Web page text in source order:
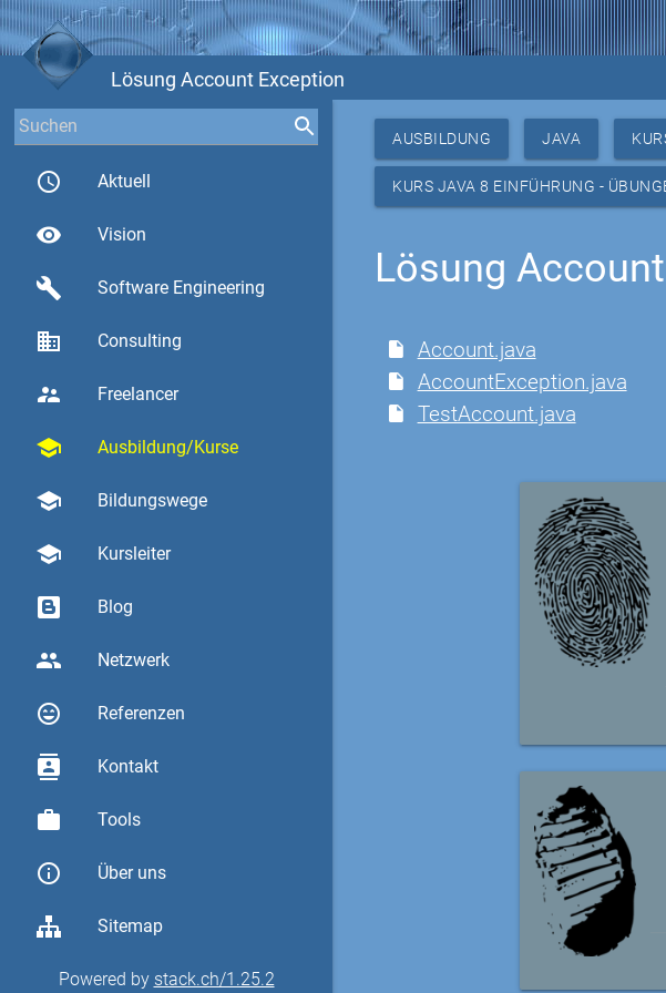
Lösung Account Exception
access_time Aktuell
visibility Vision
build Software Engineering
business Consulting
supervisor_account Freelancer
school Ausbildung/Kurse
school Bildungswege
school Kursleiter
Blog
group Netzwerk
sentiment_very_satisfied Referenzen
contacts Kontakt
work Tools
info_outline Über uns
Sitemap
Powered by stack.ch/1.25.2
AUSBILDUNG JAVA
KURS JAVA 8 EINFÜHRUNG -
Lösung
Account.java
AccountException.java
TestAccount.java